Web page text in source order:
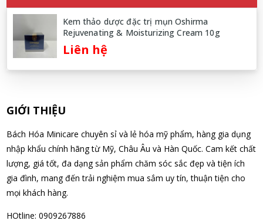
Nguyễn Nhật Quang đã mua sản phẩm Sữa tắm Pigeon Baby
Soap dạng túi 400ml Nhật Bản
11/08/2026
Võ Thị Thanh Tươi đã mua sản phẩm Men Vi Sinh BioGaia
Đặng Hòa Khánh Yên đã mua sản phẩm Men Vi Sinh BioGaia
Nhật Bản lọ 5ml cho trẻ Sơ Sinh
11/08/2026
Nguyễn Văn Cảnh đã mua sản phẩm Sữa Meiji số 0 Hohoemi
Kem thảo dược đặc trị mụn Oshirma
Rejuvenating & Moisturizing Cream 10g
Liên hệ
GIỚI THIỆU
Bách Hóa Minicare chuyên sỉ và lẻ hóa mỹ phẩm, hàng gia dụng
nhập khẩu chính hãng từ Mỹ, Châu Âu và Hàn Quốc. Cam kết chất
lượng, giá tốt, đa dạng sản phẩm chăm sóc sắc đẹp và tiện ích
gia đình, mang đến trải nghiệm mua sắm uy tín, thuận tiện cho
mọi khách hàng.
HOtline: 0909267886